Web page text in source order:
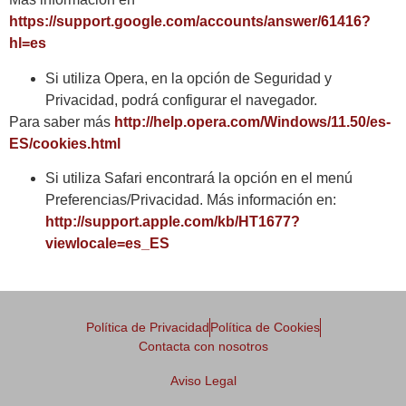
https://support.google.com/accounts/answer/61416?
hl=es
Si utiliza Opera, en la opción de Seguridad y
Privacidad, podrá configurar el navegador.
Para saber más http://help.opera.com/Windows/11.50/es-
ES/cookies.html
Si utiliza Safari encontrará la opción en el menú
Preferencias/Privacidad. Más información en:
http://support.apple.com/kb/HT1677?
viewlocale=es_ES
Política de PrivacidadPolítica de Cookies
Contacta con nosotros
Aviso Legal